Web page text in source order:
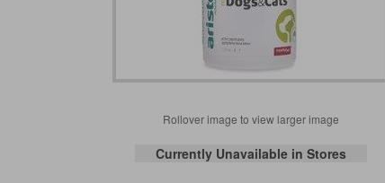
Rollover image to view larger image
Currently Unavailable in Stores